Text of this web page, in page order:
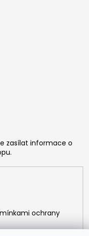
zasílat informace o
ochrany